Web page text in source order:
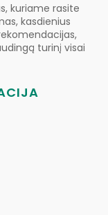
kuriame rasite
kasdienius
turinį visai